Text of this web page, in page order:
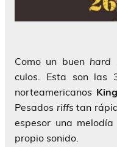
Como un buen hard
culos. Esta son las
norteamericanos
Pesados riffs tan
espesor una
propio sonido.